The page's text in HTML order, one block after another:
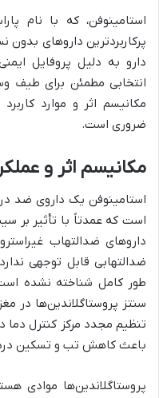
استامینوفن، که با نام
پرکاربردترین داروهای
دارو به دلیل پروفایل
انتخابی مطمئن برای طیف
مکانیسم اثر و موارد
ضروری است.
مکانیسم اثر و
استامینوفن یک داروی ضد
است که عمدتاً با تأثیر بر
ضدالتهابی قابل توجهی
طور کامل شناخته نشده
سنتز پروستاگلاندین‌ها در
تنظیم مجدد مرکز کنترل
باعث کاهش تب و تسکین
پروستاگلاندین‌ها موادی